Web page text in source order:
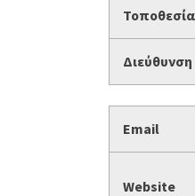
Τοποθεσία
Διεύθυνση
Email
Website